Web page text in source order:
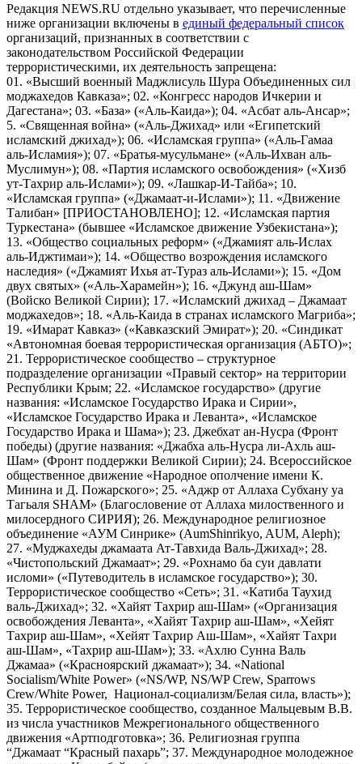
Редакция NEWS.RU отдельно указывает, что перечисленные
ниже организации включены в единый федеральный список
организаций, признанных в соответствии с
законодательством Российской Федерации
террористическими, их деятельность запрещена:
01. «Высший военный Маджлисуль Шура Объединенных сил
моджахедов Кавказа»; 02. «Конгресс народов Ичкерии и
Дагестана»; 03. «База» («Аль-Каида»); 04. «Асбат аль-Ансар»;
5. «Священная война» («Аль-Джихад» или «Египетский
исламский джихад»); 06. «Исламская группа» («Аль-Гамаа
аль-Исламия»); 07. «Братья-мусульмане» («Аль-Ихван аль-
Муслимун»); 08. «Партия исламского освобождения» («Хизб
ут-Тахрир аль-Ислами»); 09. «Лашкар-И-Тайба»; 10.
«Исламская группа» («Джамаат-и-Ислами»); 11. «Движение
Талибан» [ПРИОСТАНОВЛЕНО]; 12. «Исламская партия
Туркестана» (бывшее «Исламское движение Узбекистана»);
13. «Общество социальных реформ» («Джамият аль-Ислах
аль-Иджтимаи»); 14. «Общество возрождения исламского
наследия» («Джамият Ихья ат-Тураз аль-Ислами»); 15. «Дом
двух святых» («Аль-Харамейн»); 16. «Джунд аш-Шам»
(Войско Великой Сирии); 17. «Исламский джихад – Джамаат
моджахедов»; 18. «Аль-Каида в странах исламского Магриба»;
19. «Имарат Кавказ» («Кавказский Эмират»); 20. «Синдикат
«Автономная боевая террористическая организация (АБТО)»;
21. Террористическое сообщество – структурное
подразделение организации «Правый сектор» на территории
Республики Крым; 22. «Исламское государство» (другие
названия: «Исламское Государство Ирака и Сирии»,
«Исламское Государство Ирака и Леванта», «Исламское
Государство Ирака и Шама»); 23. Джебхат ан-Нусра (Фронт
победы) (другие названия: «Джабха аль-Нусра ли-Ахль аш-
Шам» (Фронт поддержки Великой Сирии); 24. Всероссийское
общественное движение «Народное ополчение имени К.
Минина и Д. Пожарского»; 25. «Аджр от Аллаха Субхану уа
Тагьаля SHAM» (Благословение от Аллаха милоственного и
милосердного СИРИЯ); 26. Международное религиозное
объединение «АУМ Синрике» (AumShinrikyo, AUM, Aleph);
27. «Муджахеды джамаата Ат-Тавхида Валь-Джихад»; 28.
«Чистопольский Джамаат»; 29. «Рохнамо ба суи давлати
исломи» («Путеводитель в исламское государство»); 30.
Террористическое сообщество «Сеть»; 31. «Катиба Таухид
валь-Джихад»; 32. «Хайят Тахрир аш-Шам» («Организация
освобождения Леванта», «Хайят Тахрир аш-Шам», «Хейят
Тахрир аш-Шам», «Хейят Тахрир Аш-Шам», «Хайят Тахри
аш-Шам», «Тахрир аш-Шам»); 33. «Ахлю Сунна Валь
Джамаа» («Красноярский джамаат»); 34. «National
Socialism/White Power» («NS/WP, NS/WP Crew, Sparrows
Crew/White Power, Национал-социализм/Белая сила, власть»);
35. Террористическое сообщество, созданное Мальцевым В.В.
из числа участников Межрегионального общественного
движения «Артподготовка»; 36. Религиозная группа
“Джамаат “Красный пахарь”; 37. Международное молодежное